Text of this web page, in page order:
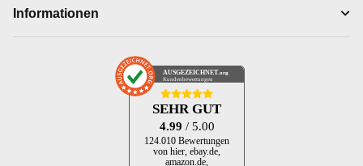
Informationen
AUSGEZEICHNET.org
Kundenbewertungen
SEHR GUT
4.99 / 5.00
124.010 Bewertungen
von hier, ebay.de,
amazon.de,